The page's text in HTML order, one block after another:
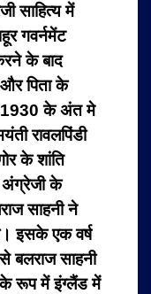
साहित्य में
गवर्नमेंट
के बाद
और पिता के
1930 के अंत मे
रावलपिंडी
के शांति
अंग्रेजी के
साहनी ने
इसके एक वर्ष
बलराज साहनी
के रूप में इंग्लैंड में